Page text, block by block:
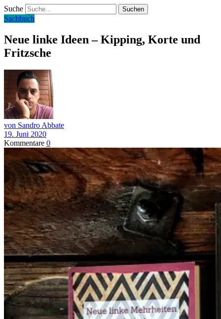
Suche
Sachbuch
Neue linke Ideen – Kipping, Korte und
Fritzsche
von Sandro Abbate
19. Juni 2020
Kommentare 0